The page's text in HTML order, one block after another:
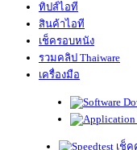
ทิปส์ไอที
สินค้าไอที
เช็ครอบหนัง
รวมคลิป Thaiware
เครื่องมือ
เช็ค